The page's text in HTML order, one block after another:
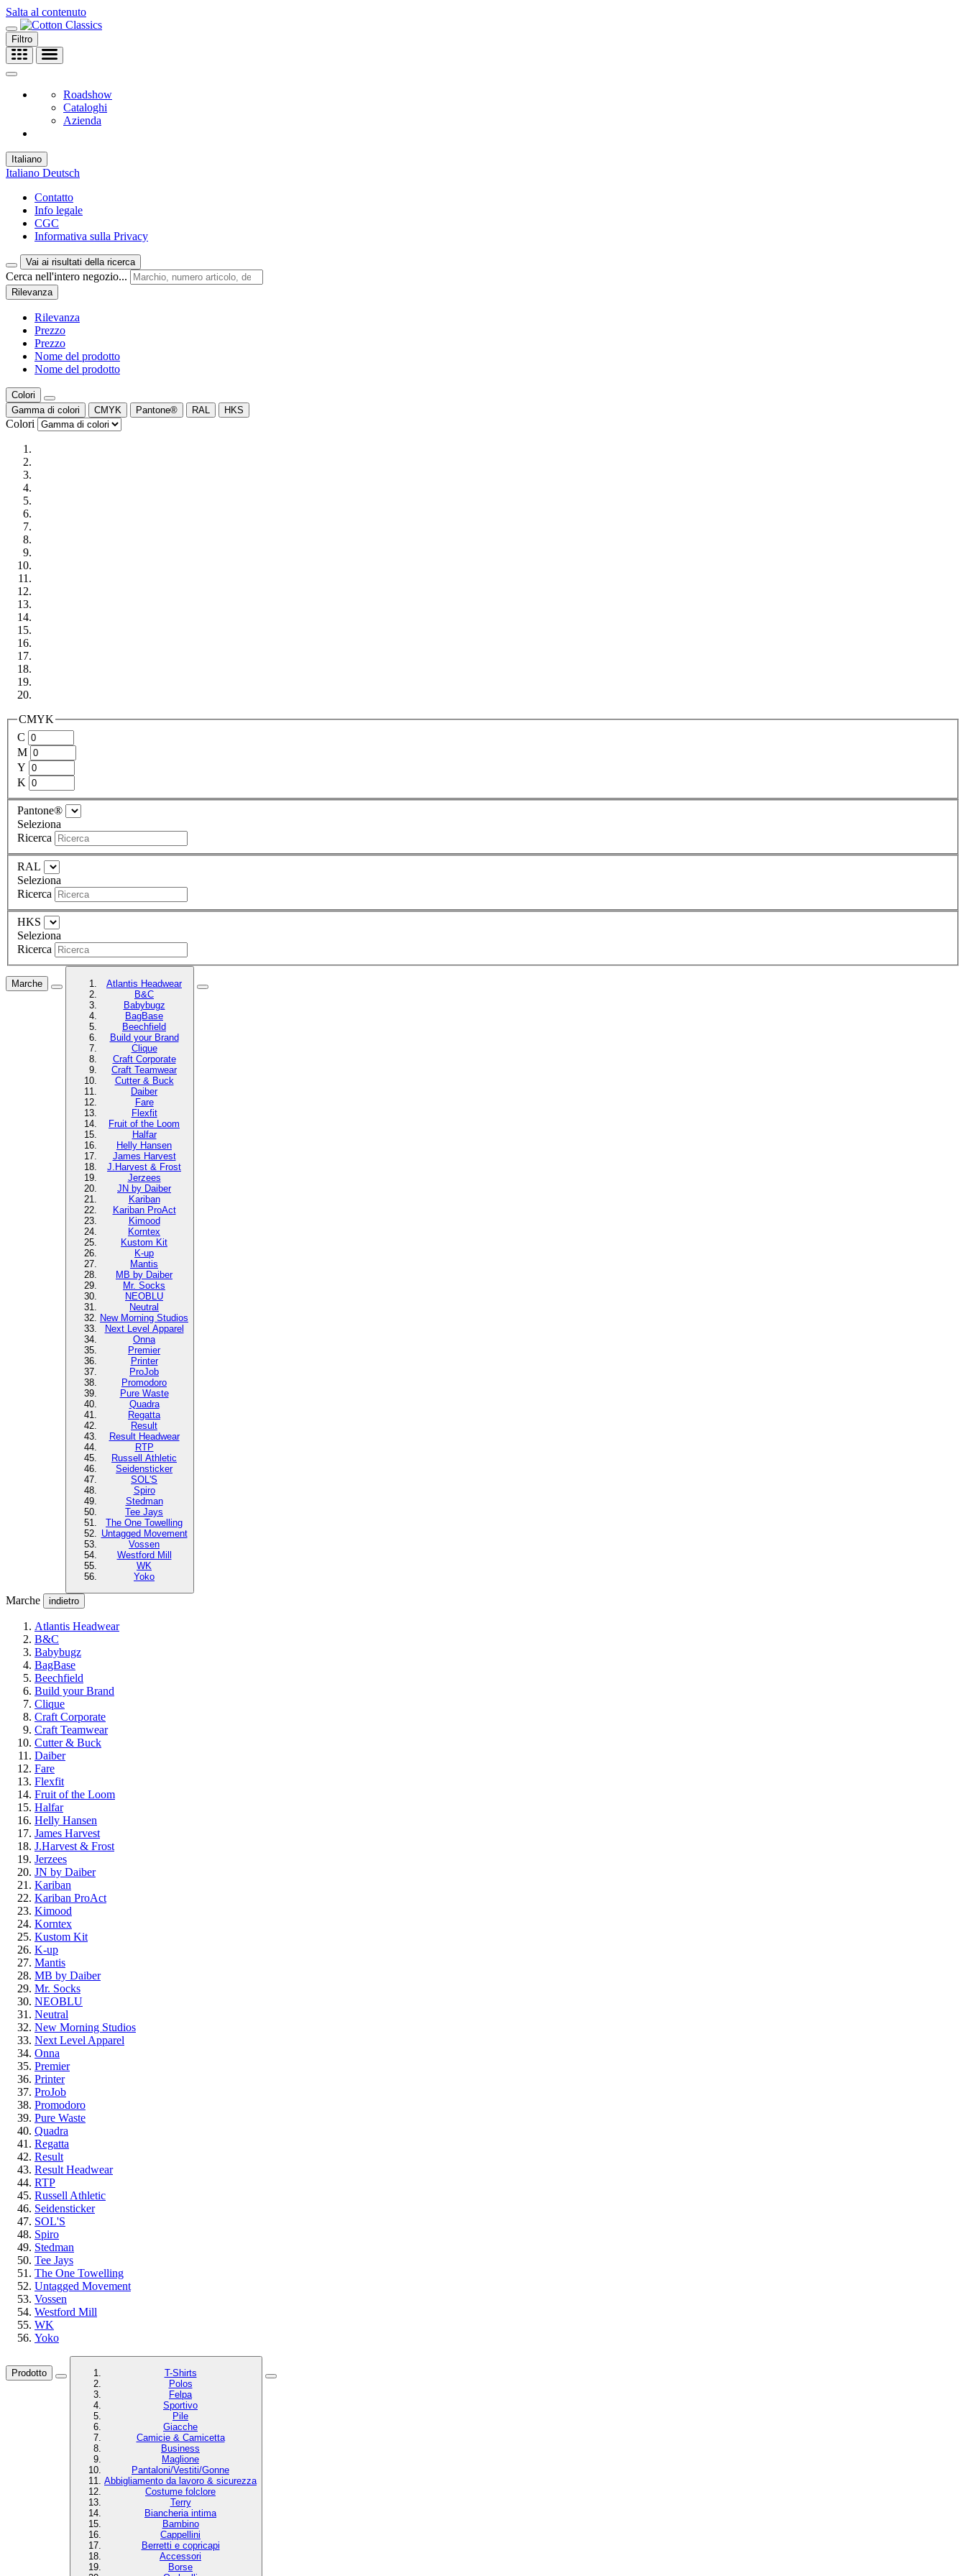
Salta al contenuto
Filtro
Roadshow
Cataloghi
Azienda
Italiano
Italiano Deutsch
Contatto
Info legale
CGC
Informativa sulla Privacy
Vai ai risultati della ricerca
Cerca nell'intero negozio...
Rilevanza
Rilevanza
Prezzo
Prezzo
Nome del prodotto
Nome del prodotto
Colori
Gamma di colori
CMYK Pantone® RAL HKS
Colori
CMYK
C
M
Y
K
Pantone®
Seleziona
Ricerca
RAL
Seleziona
Ricerca
HKS
Seleziona
Ricerca
Marche
Atlantis Headwear
B&C
Babybugz
BagBase
Beechfield
Build your Brand
Clique
Craft Corporate
Craft Teamwear
Cutter & Buck
Daiber
Fare
Flexfit
Fruit of the Loom
Halfar
Helly Hansen
James Harvest
J.Harvest & Frost
Jerzees
JN by Daiber
Kariban
Kariban ProAct
Kimood
Korntex
Kustom Kit
K-up
Mantis
MB by Daiber
Mr. Socks
NEOBLU
Neutral
New Morning Studios
Next Level Apparel
Onna
Premier
Printer
ProJob
Promodoro
Pure Waste
Quadra
Regatta
Result
Result Headwear
RTP
Russell Athletic
Seidensticker
SOL'S
Spiro
Stedman
Tee Jays
The One Towelling
Untagged Movement
Vossen
Westford Mill
WK
Yoko
Marche indietro
Atlantis Headwear
B&C
Babybugz
BagBase
Beechfield
Build your Brand
Clique
Craft Corporate
Craft Teamwear
Cutter & Buck
Daiber
Fare
Flexfit
Fruit of the Loom
Halfar
Helly Hansen
James Harvest
J.Harvest & Frost
Jerzees
JN by Daiber
Kariban
Kariban ProAct
Kimood
Korntex
Kustom Kit
K-up
Mantis
MB by Daiber
Mr. Socks
NEOBLU
Neutral
New Morning Studios
Next Level Apparel
Onna
Premier
Printer
ProJob
Promodoro
Pure Waste
Quadra
Regatta
Result
Result Headwear
RTP
Russell Athletic
Seidensticker
SOL'S
Spiro
Stedman
Tee Jays
The One Towelling
Untagged Movement
Vossen
Westford Mill
WK
Yoko
Prodotto
T-Shirts
Polos
Felpa
Sportivo
Pile
Giacche
Camicie & Camicetta
Business
Maglione
Pantaloni/Vestiti/Gonne
Abbigliamento da lavoro & sicurezza
Costume folclore
Terry
Biancheria intima
Bambino
Cappellini
Berretti e copricapi
Accessori
Borse